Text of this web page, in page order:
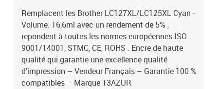
Remplacent les Brother LC127XL/LC125XL Cyan -
Volume: 16,6ml avec un rendement de 5% ,
repondent à toutes les normes européennes ISO
9001/14001, STMC, CE, ROHS . Encre de haute
qualité qui garantie une excellence qualité
d'impression – Vendeur Français – Garantie 100 %
compatibles – Marque T3AZUR